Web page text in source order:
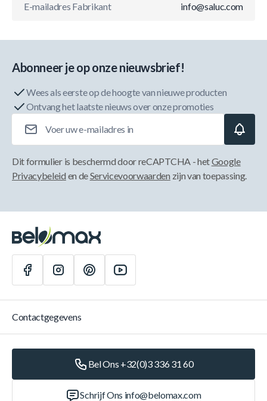
E-mailadres Fabrikant info@saluc.com
Abonneer je op onze nieuwsbrief!
Wees als eerste op de hoogte van nieuwe producten
Ontvang het laatste nieuws over onze promoties
Dit formulier is beschermd door reCAPTCHA - hetGoogle
Privacybeleid en deServicevoorwaarden zijn van toepassing.
Contactgegevens
Bel Ons +32(0)3 336 31 60
Schrijf Ons info@belomax.com